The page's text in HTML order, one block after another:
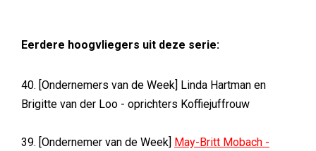
Eerdere hoogvliegers uit deze serie:
40. [Ondernemers van de Week] Linda Hartman en
Brigitte van der Loo - oprichters Koffiejuffrouw
39. [Ondernemer van de Week] May-Britt Mobach -